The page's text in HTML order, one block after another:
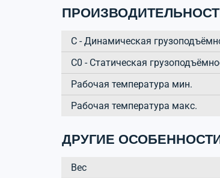
C - Динамическая
C0 - Статическая
Рабочая температура мин.
Рабочая температура макс.
ДРУГИЕ
Вес